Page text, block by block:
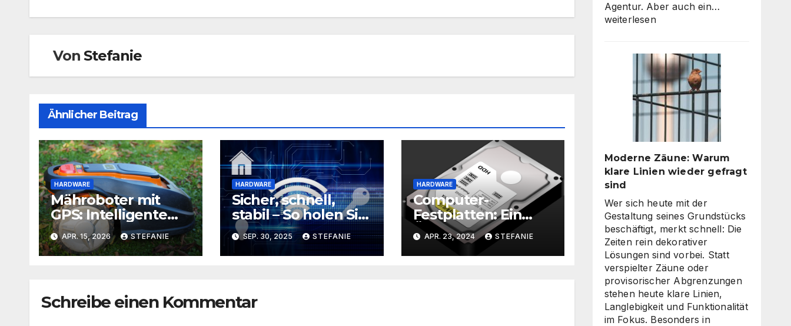
Von Stefanie
Ähnlicher Beitrag
HARDWARE
Mähroboter mit
GPS: Intelligente
Rasenpflege ohne
Kabel
APR. 15, 2026 STEFANIE
HARDWARE
Sicher, schnell,
stabil – So holen Sie
das Beste aus
Ihrem Router
heraus
SEP. 30, 2025 STEFANIE
HARDWARE
Computer-
Festplatten: Ein
Überblick über die
Unterschiede
APR. 23, 2024 STEFANIE
Schreibe einen Kommentar
Agentur. Aber auch ein…
zu
skalierbarem
weiterlesen
Moderne Zäune: Warum
klare Linien wieder gefragt
sind
Wer sich heute mit der
Gestaltung seines Grundstücks
beschäftigt, merkt schnell: Die
Zeiten rein dekorativer
Lösungen sind vorbei. Statt
verspielter Zäune oder
provisorischer Abgrenzungen
stehen heute klare Linien,
Langlebigkeit und Funktionalität
im Fokus. Besonders in